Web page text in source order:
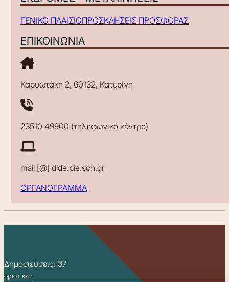
ΓΕΝΙΚΟ ΠΛΑΙΣΙΟΠΡΟΣΚΛΗΣΕΙΣ ΠΡΟΣΦΟΡΑΣ
ΕΠΙΚΟΙΝΩΝΙΑ
Καρυωτάκη 2, 60132, Κατερίνη
23510 49900 (τηλεφωνικό κέντρο)
mail [@] dide.pie.sch.gr
ΟΡΓΑΝΟΓΡΑΜΜΑ
Δημοσιεύσεις: 37
οριστικές